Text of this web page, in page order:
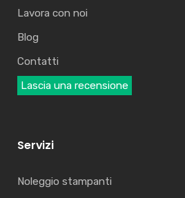
Lavora con noi
Blog
Contatti
Lascia una recensione
Servizi
Noleggio stampanti